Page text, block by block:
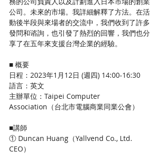
公司。未來的市場。我詳細解釋了方法。在活
動後半段與來場者的交流中，我們收到了許多
發問和谘詢，也引發了熱烈的回響，我們也分
享了在五年來支援台灣企業的經驗。
■ 概要
日程：2023年1月12日 (週四) 14:00-16:30
語言：英文
主辦單位：Taipei Computer
Association（台北市電腦商業同業公會）
■講師
① Duncan Huang（Yallvend Co., Ltd.
CEO）